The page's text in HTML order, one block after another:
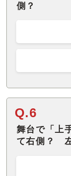
側？
Q.6
舞台で「上
て右側？